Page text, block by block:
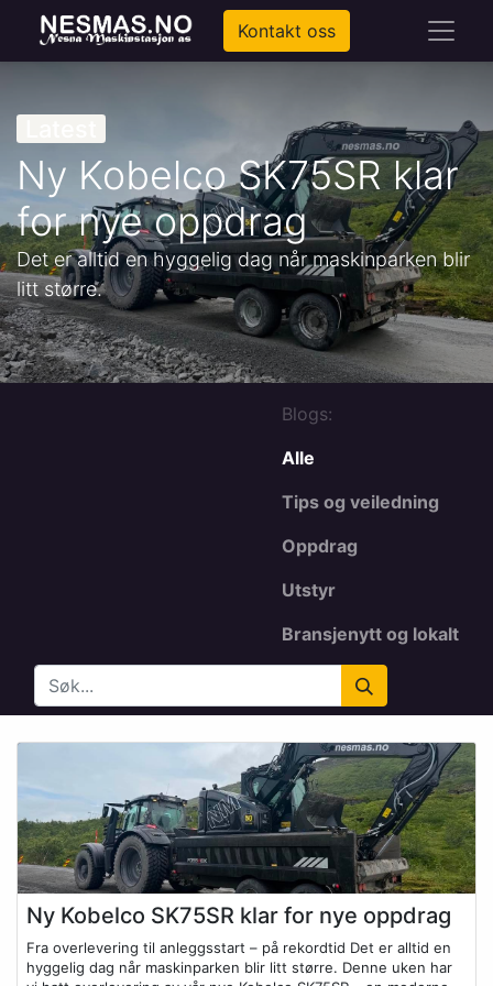
Kontakt oss
Ny Kobelco SK75SR klar
for nye oppdrag
Det er alltid en hyggelig dag når maskinparken blir
litt større.
Blogs:
Alle
Tips og veiledning
Oppdrag
Utstyr
Bransjenytt og lokalt
Ny Kobelco SK75SR klar for nye oppdrag
Fra overlevering til anleggsstart – på rekordtid Det er alltid en
hyggelig dag når maskinparken blir litt større. Denne uken har